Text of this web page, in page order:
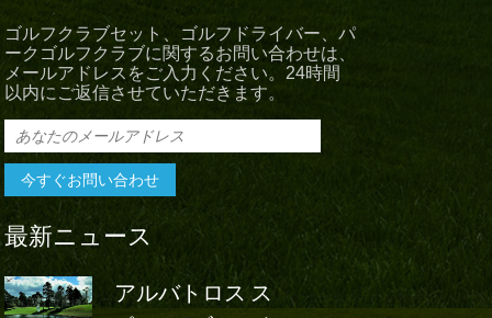
ゴルフクラブセット、ゴルフドライバー、パ
ークゴルフクラブに関するお問い合わせは、
メールアドレスをご入力ください。24時間
以内にご返信させていただきます。
最新ニュース
アルバトロス ス
アルバト